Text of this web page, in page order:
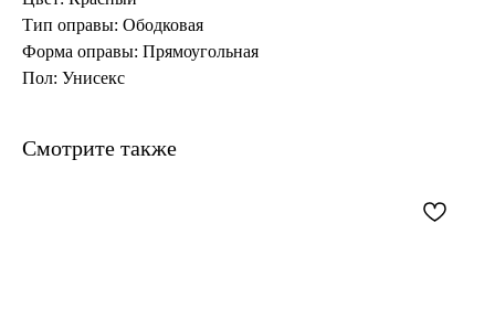
Тип оправы: Ободковая
Форма оправы: Прямоугольная
Пол: Унисекс
Смотрите также